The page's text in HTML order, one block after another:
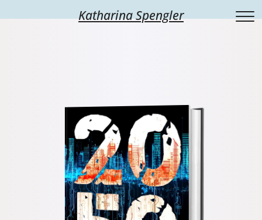
Termine
Katharina Spengler
Wochenende